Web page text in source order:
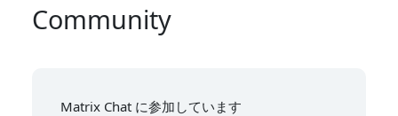
Community
Matrix Chat に参加しています